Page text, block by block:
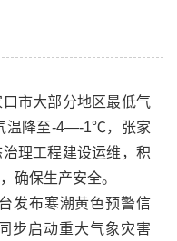
市大部分地区最低气
温降至-4—-1℃，张家
理工程建设运维，积
确保生产安全。
发布寒潮黄色预警信
步启动重大气象灾害